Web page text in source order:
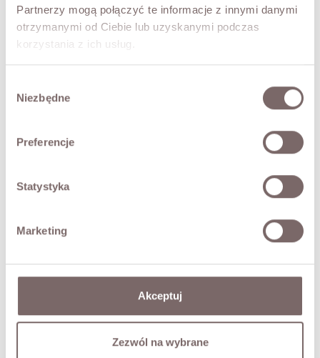
Partnerzy mogą połączyć te informacje z innymi danymi
otrzymanymi od Ciebie lub uzyskanymi podczas
korzystania z ich usług.
zgody
Niezbędne
Preferencje
Statystyka
Marketing
Akceptuj
Zezwól na wybrane
- Maxi style
- Embroidered pattern
- V-neckline with ruffle
Ask about product
YOU MAY ALSO LIKE